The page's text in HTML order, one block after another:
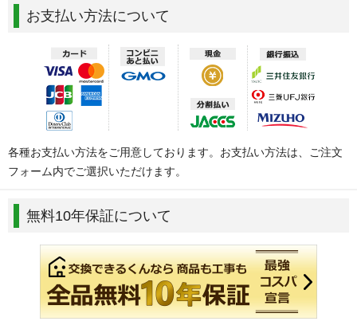
お支払い方法について
各種お支払い方法をご用意しております。お支払い方法は、ご注文
フォーム内でご選択いただけます。
無料10年保証について